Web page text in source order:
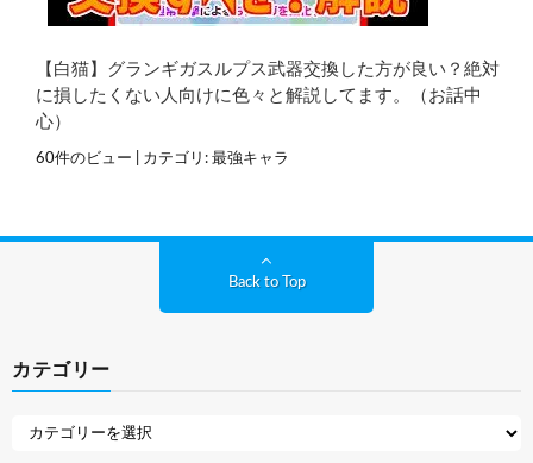
【白猫】グランギガスルプス武器交換した方が良い？絶対
に損したくない人向けに色々と解説してます。（お話中
心）
60件のビュー カテゴリ: 最強キャラ
Back to Top
カテゴリー